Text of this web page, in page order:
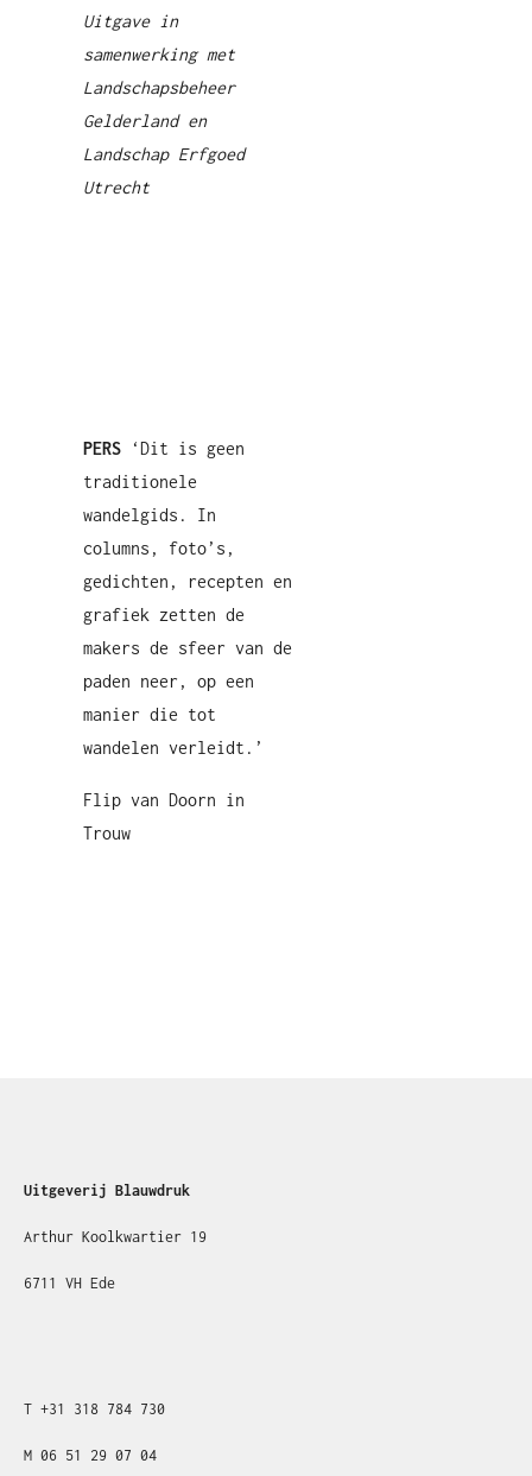
Uitgave in
samenwerking met
Landschapsbeheer
Gelderland en
Landschap Erfgoed
Utrecht
PERS
‘Dit is geen
traditionele
wandelgids. In
columns, foto’s,
gedichten, recepten en
grafiek zetten de
makers de sfeer van de
paden neer, op een
manier die tot
wandelen verleidt.’
Flip van Doorn in
Trouw
Uitgeverij Blauwdruk
Arthur Koolkwartier 19
6711 VH Ede
T +31 318 784 730
M 06 51 29 07 04